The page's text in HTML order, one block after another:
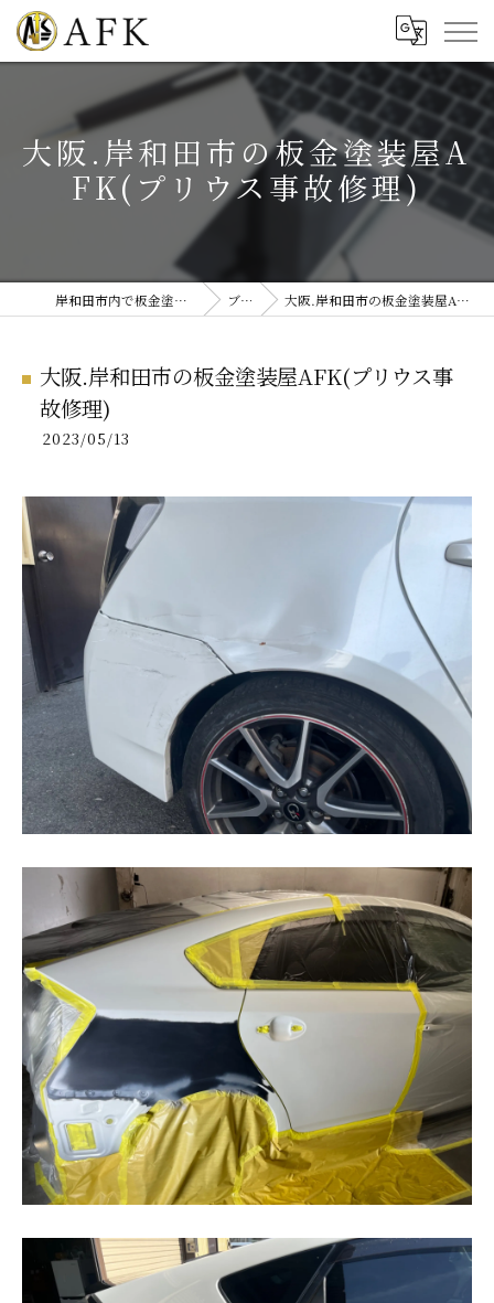
大阪.岸和田市の板金塗装屋A
FK(プリウス事故修理)
岸和田市内で板金塗装・修理ならAFK ブログ 大阪.岸和田市の板金塗装屋AFK(プリウス事故修理)
大阪.岸和田市の板金塗装屋AFK(プリウス事
故修理)
2023/05/13